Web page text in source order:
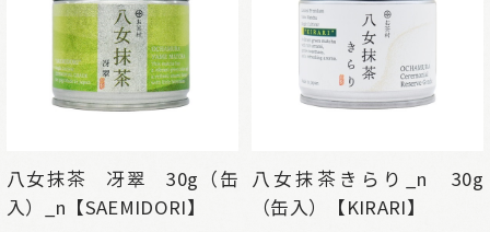
八女抹茶 冴翠 30g（缶
入）_n【SAEMIDORI】
八女抹茶きらり_n 30g
（缶入）【KIRARI】